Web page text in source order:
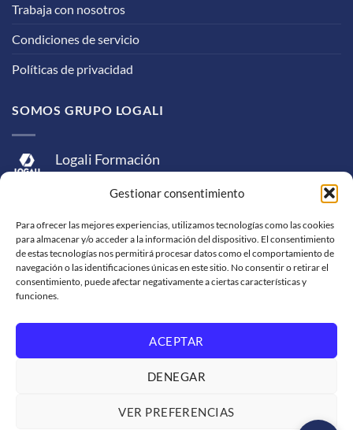
Gestionar consentimiento
Para ofrecer las mejores experiencias, utilizamos tecnologías como las cookies
para almacenar y/o acceder a la información del dispositivo. El consentimiento
de estas tecnologías nos permitirá procesar datos como el comportamiento de
navegación o las identificaciones únicas en este sitio. No consentir o retirar el
consentimiento, puede afectar negativamente a ciertas características y
funciones.
ACEPTAR
DENEGAR
VER PREFERENCIAS
Trabaja con nosotros
Condiciones de servicio
Políticas de privacidad
SOMOS GRUPO LOGALI
Logali Formación
Logali Consultoría
Logali Ingeniería
Express
Skrill
Western
SOPORTE DE VENTA
SOLICITUD DE FACTURACIÓN
CONDICIONES DE SERVICIO